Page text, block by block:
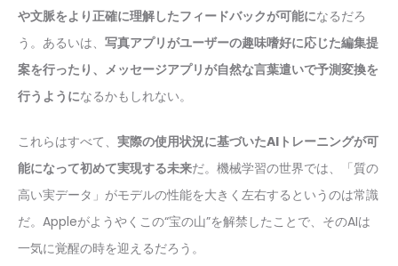
や文脈をより正確に理解したフィードバックが可能になるだろ
う。あるいは、 写真アプリがユーザーの趣味嗜好に応じた編集提
案を行ったり、メッセージアプリが自然な言葉遣いで予測変換を
行うようになるかもしれない。
これらはすべて、 実際の使用状況に基づいたAIトレーニングが可
能になって初めて実現する未来だ。機械学習の世界では、「質の
高い実データ」がモデルの性能を大きく左右するというのは常識
だ。Appleがようやくこの“宝の山”を解禁したことで、そのAIは
一気に覚醒の時を迎えるだろう。